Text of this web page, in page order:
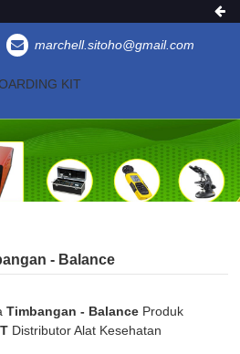
marchell.sitoho@gmail.com
KIT
- Balance
Timbangan - Balance Produk
Distributor Alat Kesehatan